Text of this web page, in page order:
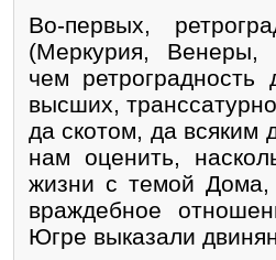
Во-первых,
(Меркурия, Венеры,
чем ретроградность
высших,
да скотом, да всяким
нам оценить,
жизни с темой Дома,
враждебное
Югре выказали